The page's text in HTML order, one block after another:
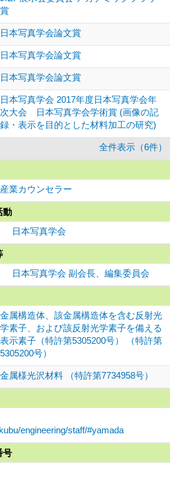
賞
日本写真学会論文賞
日本写真学会論文賞
日本写真学会論文賞
日本写真学会 2017年度日本写真学会年
次大会 日本写真学会学術賞 (画像の記
録・表示を目的とした材料加工の研究)
全件表示（6件）
産業カウンセラー
動
日本写真学会
日本写真学会 副会長、編集委員会
金属構造体、該金属構造体を含む反射光
学素子、および該反射光学素子を備える
表示素子（特許第5305200号） （特許第
5305200号）
金属様光沢材料 （特許第7734958号）
engineering/staff/#yamada
号